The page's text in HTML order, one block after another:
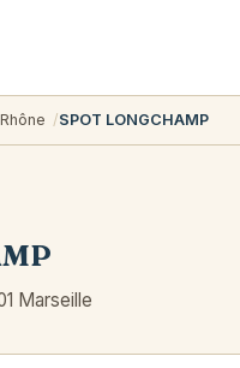
SPOT LONGCHAMP
Marseille